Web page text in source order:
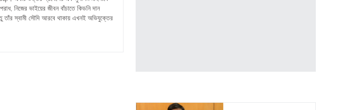
নিজের ভাইয়ের জীবন বাঁচাতে কিডনি দান
তাঁর স্বামী সৌদি আরবে থাকায় এখনই অভিযুক্তের